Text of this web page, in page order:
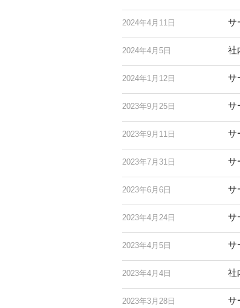
2024年4月11日 サ
2024年4月5日 社
2024年1月12日 サ
2023年9月25日 サ
2023年9月11日 サ
2023年7月31日 サ
2023年6月6日 サ
2023年4月24日 サ
2023年4月5日 サ
2023年4月4日 社
2023年3月28日 サ